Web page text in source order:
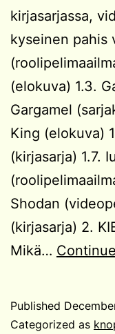
kirjasarjassa,
kyseinen pahis
(elokuva) 1.3.
Gargamel
King (elokuva)
(kirjasarja) 1.7.
Shodan
(kirjasarja) 2.
Mikä…
Published
Categorized as